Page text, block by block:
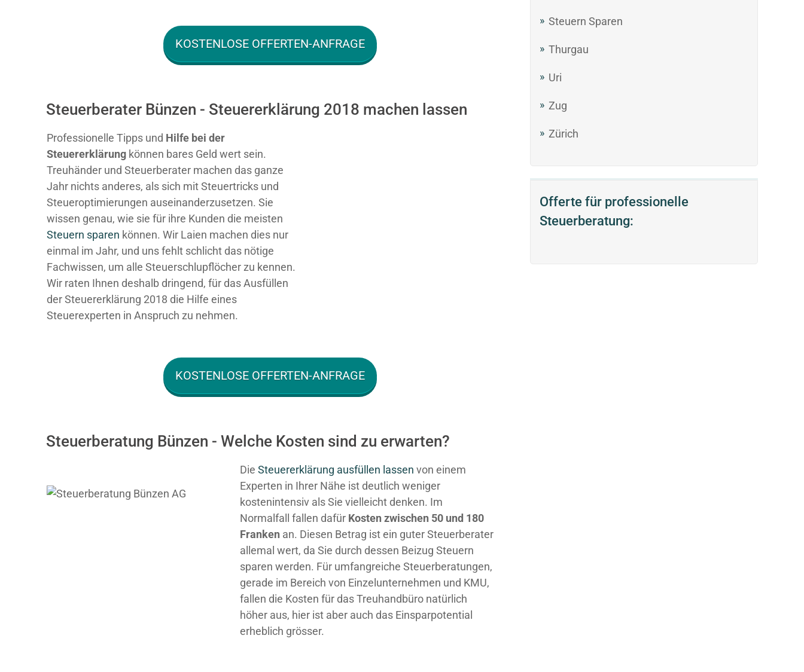
Steuern Sparen
Thurgau
Uri
Zug
Zürich
Offerte für professionelle
Steuerberatung:
KOSTENLOSE OFFERTEN-ANFRAGE
Steuerberater Bünzen - Steuererklärung 2018 machen lassen
Professionelle Tipps und Hilfe bei der
Steuererklärung können bares Geld wert sein.
Treuhänder und Steuerberater machen das ganze
Jahr nichts anderes, als sich mit Steuertricks und
Steueroptimierungen auseinanderzusetzen. Sie
wissen genau, wie sie für ihre Kunden die meisten
Steuern sparen können. Wir Laien machen dies nur
einmal im Jahr, und uns fehlt schlicht das nötige
Fachwissen, um alle Steuerschlupflöcher zu kennen.
Wir raten Ihnen deshalb dringend, für das Ausfüllen
der Steuererklärung 2018 die Hilfe eines
Steuerexperten in Anspruch zu nehmen.
KOSTENLOSE OFFERTEN-ANFRAGE
Steuerberatung Bünzen - Welche Kosten sind zu erwarten?
Die Steuererklärung ausfüllen lassen von einem
Experten in Ihrer Nähe ist deutlich weniger
kostenintensiv als Sie vielleicht denken. Im
Normalfall fallen dafür Kosten zwischen 50 und 180
Franken an. Diesen Betrag ist ein guter Steuerberater
allemal wert, da Sie durch dessen Beizug Steuern
sparen werden. Für umfangreiche Steuerberatungen,
gerade im Bereich von Einzelunternehmen und KMU,
fallen die Kosten für das Treuhandbüro natürlich
höher aus, hier ist aber auch das Einsparpotential
erheblich grösser.